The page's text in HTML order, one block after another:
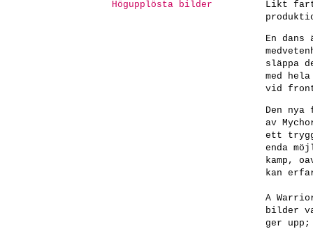
Högupplösta bilder
Likt
En
släppa
med
vid
Den
av
ett tryggt
enda
kamp,
kan
A
bilder
ger upp;